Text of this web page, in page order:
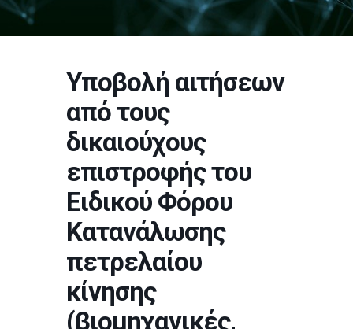
Υποβολή αιτήσεων
από τους
δικαιούχους
επιστροφής του
Ειδικού Φόρου
Κατανάλωσης
πετρελαίου
κίνησης
(βιομηχανικές,